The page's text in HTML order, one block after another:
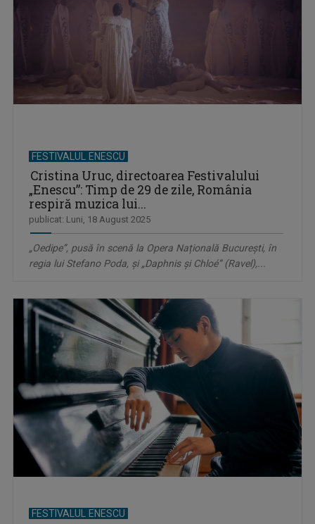
FESTIVALUL ENESCU
Cristina Uruc, directoarea Festivalului
„Enescu”: Timp de 29 de zile, România
respiră muzica lui...
publicat: Luni, 18 August 2025
„Oedipe”, pusă în scenă la Opera Națională București, în
regia lui Stefano Poda, și „Daphnis și Chloé” (Ravel),...
FESTIVALUL ENESCU